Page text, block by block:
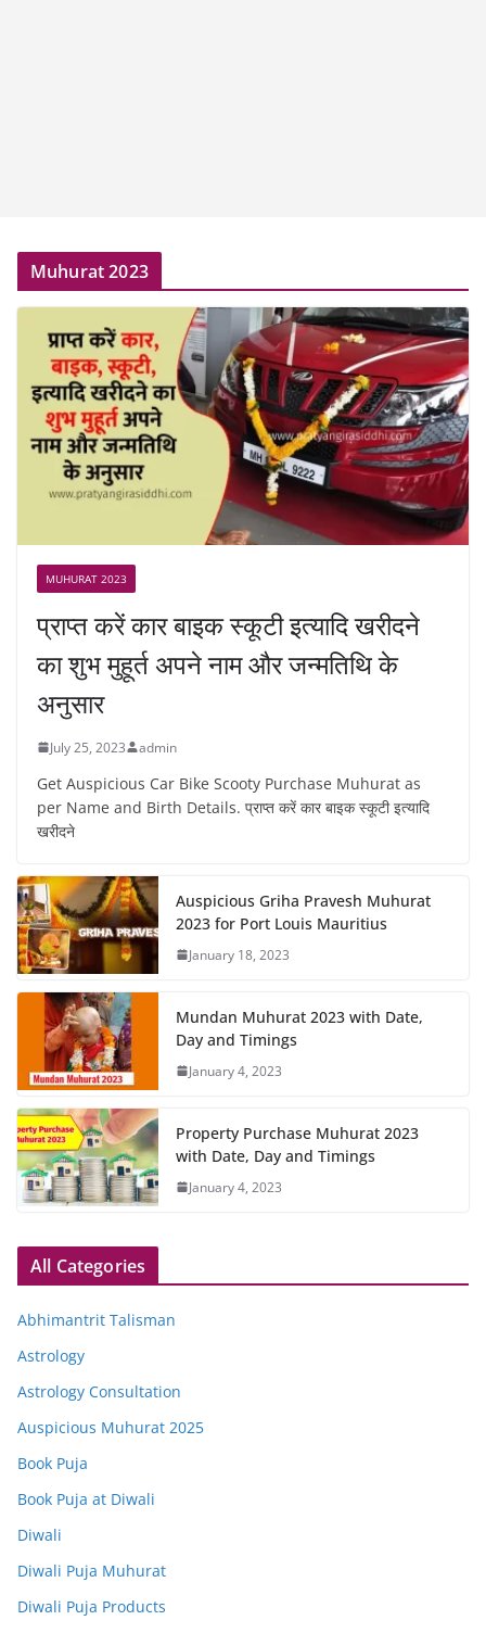
Muhurat 2023
MUHURAT 2023
प्राप्त करें कार बाइक स्कूटी इत्यादि खरीदने
का शुभ मुहूर्त अपने नाम और जन्मतिथि के
अनुसार
July 25, 2023 admin
Get Auspicious Car Bike Scooty Purchase Muhurat as
per Name and Birth Details. प्राप्त करें कार बाइक स्कूटी इत्यादि
खरीदने
Auspicious Griha Pravesh Muhurat
2023 for Port Louis Mauritius
January 18, 2023
Mundan Muhurat 2023 with Date,
Day and Timings
January 4, 2023
Property Purchase Muhurat 2023
with Date, Day and Timings
January 4, 2023
All Categories
Abhimantrit Talisman
Astrology
Astrology Consultation
Auspicious Muhurat 2025
Book Puja
Book Puja at Diwali
Diwali
Diwali Puja Muhurat
Diwali Puja Products